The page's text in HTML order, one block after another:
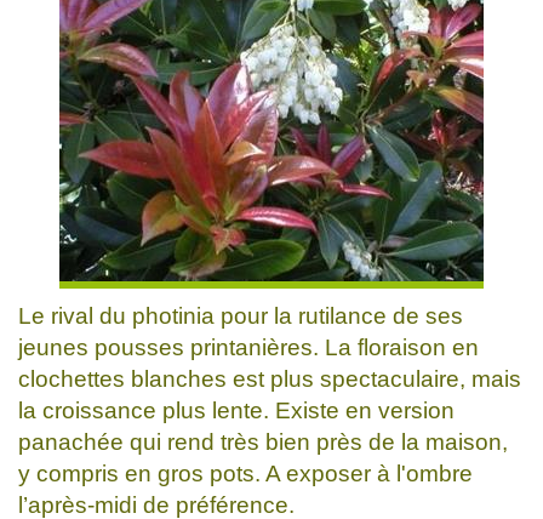
Le rival du photinia pour la rutilance de ses
jeunes pousses printanières. La floraison en
clochettes blanches est plus spectaculaire, mais
la croissance plus lente. Existe en version
panachée qui rend très bien près de la maison,
y compris en gros pots. A exposer à l'ombre
l’après-midi de préférence.